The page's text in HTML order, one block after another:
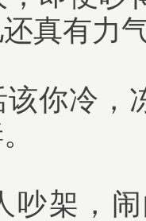
真有力
你冷，
吵架，